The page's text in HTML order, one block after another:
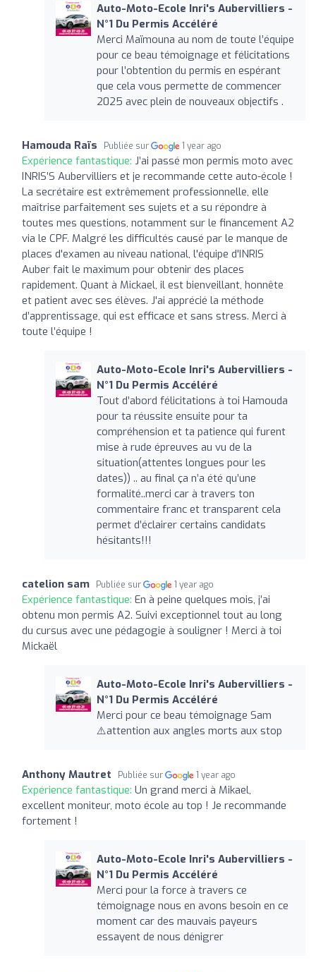
Auto-Moto-Ecole Inri's Aubervilliers -
N°1 Du Permis Accéléré
Merci Maïmouna au nom de toute l’équipe
pour ce beau témoignage et félicitations
pour l’obtention du permis en espérant
que cela vous permette de commencer
2025 avec plein de nouveaux objectifs .
Hamouda Raïs Publiée sur 1 year ago
Expérience fantastique: J’ai passé mon permis moto avec
INRIS’S Aubervilliers et je recommande cette auto-école !
La secrétaire est extrêmement professionnelle, elle
maîtrise parfaitement ses sujets et a su répondre à
toutes mes questions, notamment sur le financement A2
via le CPF. Malgré les difficultés causé par le manque de
places d'examen au niveau national, l'équipe d'INRIS
Auber fait le maximum pour obtenir des places
rapidement. Quant à Mickael, il est bienveillant, honnête
et patient avec ses élèves. J'ai apprécié la méthode
d’apprentissage, qui est efficace et sans stress. Merci à
toute l’équipe !
Auto-Moto-Ecole Inri's Aubervilliers -
N°1 Du Permis Accéléré
Tout d’abord félicitations à toi Hamouda
pour ta réussite ensuite pour ta
compréhension et ta patience qui furent
mise à rude épreuves au vu de la
situation(attentes longues pour les
dates)) .. au final ça n’a été qu’une
formalité..merci car à travers ton
commentaire franc et transparent cela
permet d’éclairer certains candidats
hésitants!!!
catelion sam Publiée sur 1 year ago
Expérience fantastique: En à peine quelques mois, j’ai
obtenu mon permis A2. Suivi exceptionnel tout au long
du cursus avec une pédagogie à souligner ! Merci à toi
Mickaël
Auto-Moto-Ecole Inri's Aubervilliers -
N°1 Du Permis Accéléré
Merci pour ce beau témoignage Sam
⚠️attention aux angles morts aux stop
Anthony Mautret Publiée sur 1 year ago
Expérience fantastique: Un grand merci à Mikael,
excellent moniteur, moto école au top ! Je recommande
fortement !
Auto-Moto-Ecole Inri's Aubervilliers -
N°1 Du Permis Accéléré
Merci pour la force à travers ce
témoignage nous en avons besoin en ce
moment car des mauvais payeurs
essayent de nous dénigrer